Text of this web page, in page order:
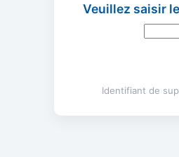
Veuillez saisir
Identifiant de